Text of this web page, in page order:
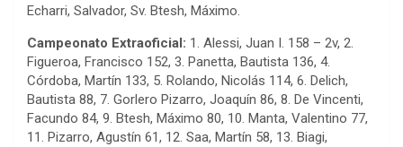
Echarri, Salvador, Sv. Btesh, Máximo.
Campeonato Extraoficial: 1. Alessi, Juan I. 158 – 2v, 2.
Figueroa, Francisco 152, 3. Panetta, Bautista 136, 4.
Córdoba, Martín 133, 5. Rolando, Nicolás 114, 6. Delich,
Bautista 88, 7. Gorlero Pizarro, Joaquín 86, 8. De Vincenti,
Facundo 84, 9. Btesh, Máximo 80, 10. Manta, Valentino 77,
11. Pizarro, Agustín 61, 12. Saa, Martín 58, 13. Biagi,